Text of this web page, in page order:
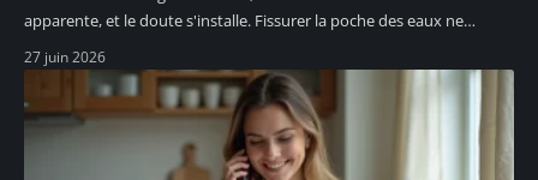
apparente, et le doute s'installe. Fissurer la poche des eaux ne…
27 juin 2026